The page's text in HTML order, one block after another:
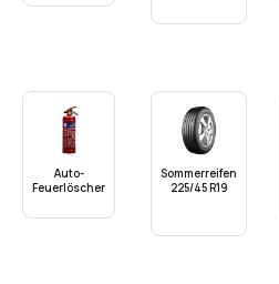
Auto-
Feuerlöscher
Sommerreifen
225/45 R19